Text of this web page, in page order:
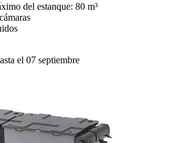
del estanque: 80 m³
el 07 septiembre